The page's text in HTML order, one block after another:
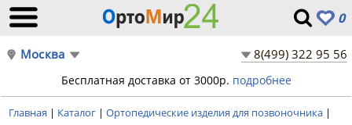
0
Москва 8(499) 322 95 56
Бесплатная доставка от 3000р. подробнее
Главная | Каталог | Ортопедические изделия для позвоночника |